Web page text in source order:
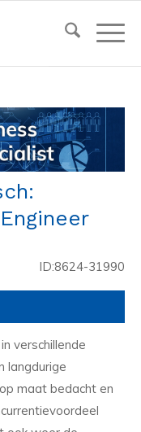
ID:8624-31990
verschillende
langdurige
maat bedacht en